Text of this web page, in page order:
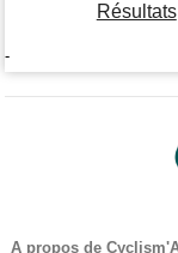
Résultats
-
A propos de